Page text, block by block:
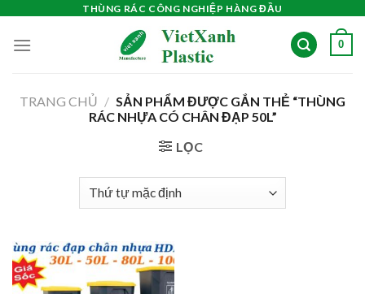
content
THÙNG RÁC CÔNG NGHIỆP HÀNG ĐẦU
0
TRANG CHỦ / SẢN PHẨM ĐƯỢC GẮN THẺ “THÙNG
RÁC NHỰA CÓ CHÂN ĐẠP 50L”
LỌC